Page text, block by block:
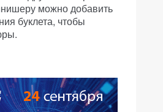
можно добавить
буклета, чтобы